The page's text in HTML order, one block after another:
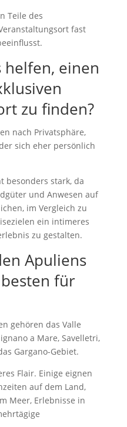
Teile des
fast
helfen, einen
zu finden?
nach Privatsphäre,
sich eher persönlich
besonders stark, da
und Anwesen auf
im Vergleich zu
ein intimeres
zu gestalten.
Apuliens
für
gehören das Valle
a Mare, Savelletri,
Gargano-Gebiet.
Flair. Einige eignen
auf dem Land,
Meer, Erlebnisse in